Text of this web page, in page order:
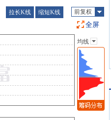
拉长K线 缩短K线 前复权
全屏
主图指标
均线
EXPMA
SAR
BBI
均线